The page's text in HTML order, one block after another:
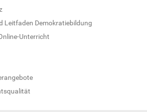
Leitfaden Demokratiebildung
Unterricht